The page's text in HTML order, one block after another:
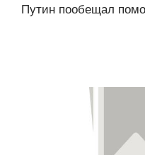
Путин пообещал